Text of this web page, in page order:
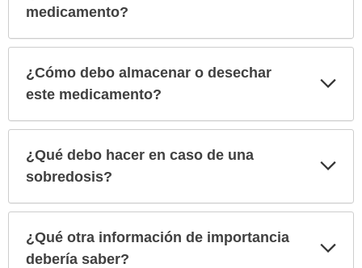
medicamento?
¿Cómo debo almacenar o desechar
este medicamento?
¿Qué debo hacer en caso de una
sobredosis?
¿Qué otra información de importancia
debería saber?